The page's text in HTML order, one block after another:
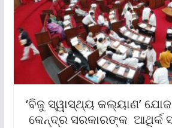
‘ବିଜୁ ସ୍ୱାସ୍ଥ୍ୟ କଲ୍ୟାଣ’
କେନ୍ଦ୍ର ସରକାରଙ୍କ ଆଥିର୍କ